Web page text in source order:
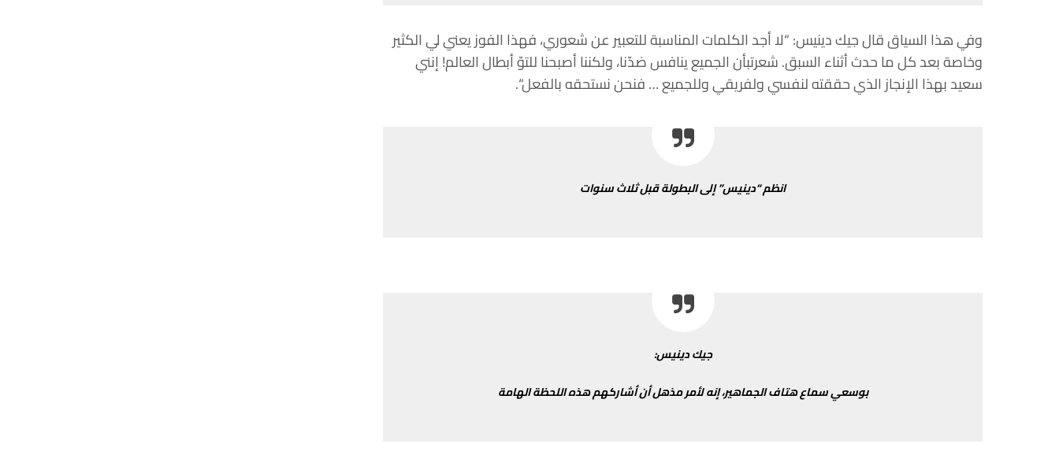
وفيهذا السياققالجيكدينيس: “لاأجدالكلماتالمناسبةللتعبيرعنشعوري،فهذا الفوزيعنيليالكثير
وخاصةبعدكلماحدثأثناءالسبق.شعرتبأنالجميعينافسضدّنا،ولكنناأصبحناللتوّأبطالالعالم!إنني
سعيدبهذا الإنجازالذيحققتهلنفسيولفريقيوللجميع…فنحننستحقهبالفعل“.
انظم“دينيس”إلىالبطولةقبلثلاثسنوات
جيكدينيس:
بوسعيسماعهتافالجماهير،إنهلأمرمذهلأنأشاركهمهذهاللحظةالهامة